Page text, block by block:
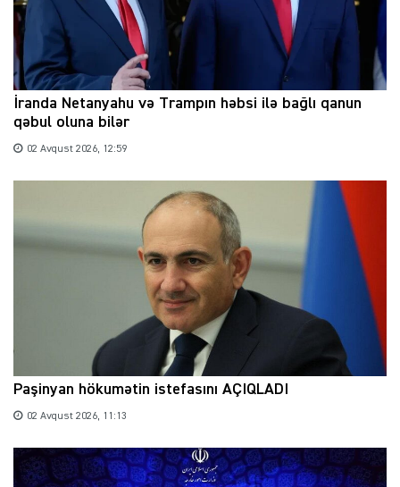
İranda Netanyahu və Trampın həbsi ilə bağlı qanun
qəbul oluna bilər
02 Avqust 2026, 12:59
Paşinyan hökumətin istefasını AÇIQLADI
02 Avqust 2026, 11:13